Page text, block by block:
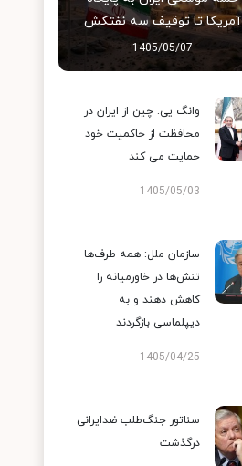
آمریکا تا توقیف سه نفتکش
1405/05/07
وانگ یی: چین از ایران در
محافظت از حاکمیت خود
حمایت می کند
1405/05/03
سازمان ملل: همه طرف‌ها
تنش‌ها در خاورمیانه را
کاهش دهند و به
دیپلماسی بازگردند
1405/04/25
سناتور جنگ‌طلب ضدایرانی
درگذشت